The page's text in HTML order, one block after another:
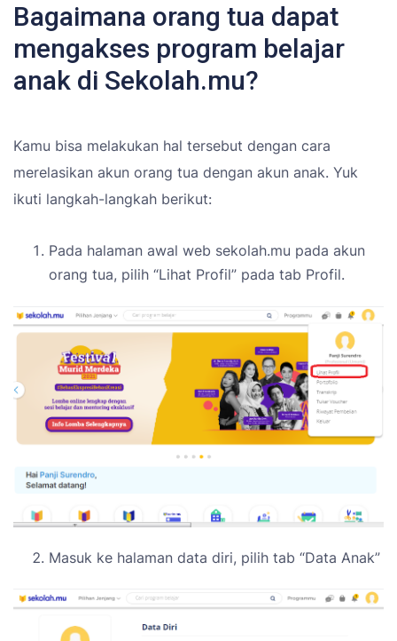
Bagaimana orang tua dapat
mengakses program belajar
anak di Sekolah.mu?
Kamu bisa melakukan hal tersebut dengan cara
merelasikan akun orang tua dengan akun anak. Yuk
ikuti langkah-langkah berikut:
Pada halaman awal web sekolah.mu pada akun
orang tua, pilih “Lihat Profil” pada tab Profil.
Masuk ke halaman data diri, pilih tab “Data Anak”